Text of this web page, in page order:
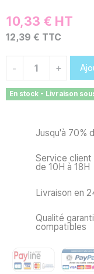
10,33 € HT
12,39 € TTC
- +
En stock - Livraison
Jusqu'à 70%
Service client
de 10H à 18H
Livraison en
Qualité
compatibles